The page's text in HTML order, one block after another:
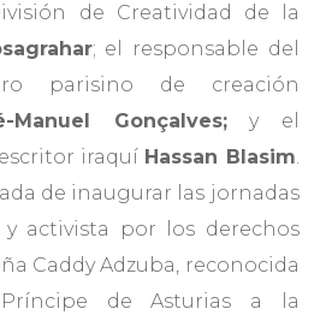
de Creatividad de la
; el responsable del
parisino de creación
Manuel Gonçalves;y el
iraquí Hassan Blasim.
de inaugurar las jornadas
activista por los derechos
Caddy Adzuba, reconocida
de Asturias a la